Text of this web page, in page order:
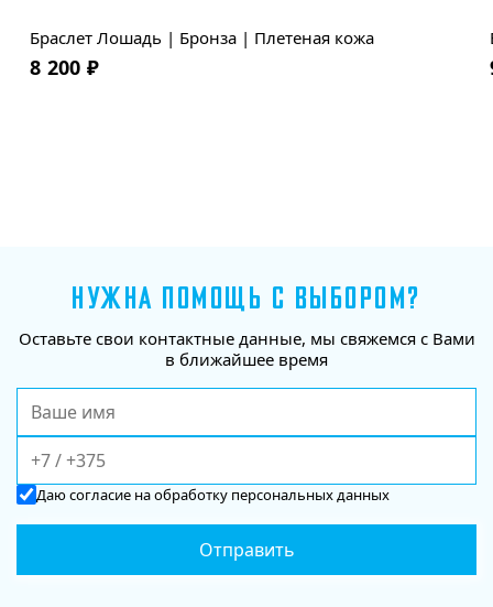
Браслет Лошадь | Бронза | Плетеная кожа
8 200 ₽
НУЖНА ПОМОЩЬ С ВЫБОРОМ?
Оставьте свои контактные данные, мы свяжемся с Вами
в ближайшее время
Даюсогласие на обработку персональных данных